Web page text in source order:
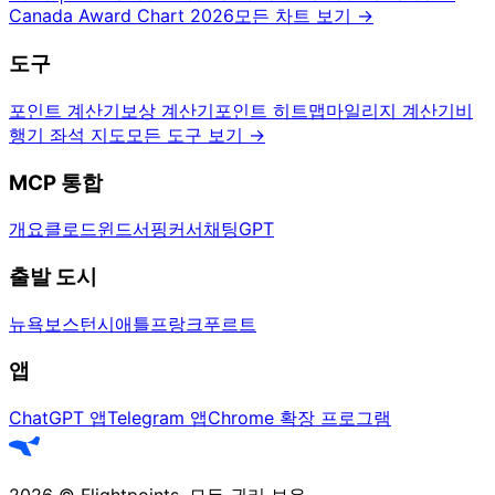
Canada Award Chart 2026모든 차트 보기 →
도구
포인트 계산기 보상 계산기 포인트 히트맵마일리지 계산기비
행기 좌석 지도 모든 도구 보기 →
MCP 통합
개요클로드윈드서핑커서채팅GPT
출발 도시
뉴욕 보스턴시애틀프랑크푸르트
앱
ChatGPT 앱Telegram 앱Chrome 확장 프로그램